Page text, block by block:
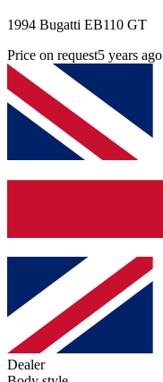
1994 Bugatti EB110 GT
Price on request5 years ago
Dealer